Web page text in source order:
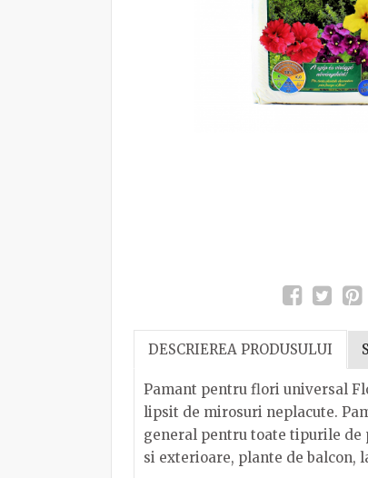
DESCRIEREA PRODUSULUI
Pamant pentru flori universal
lipsit de mirosuri neplacute.
general pentru toate tipurile de
si exterioare, plante de balcon,